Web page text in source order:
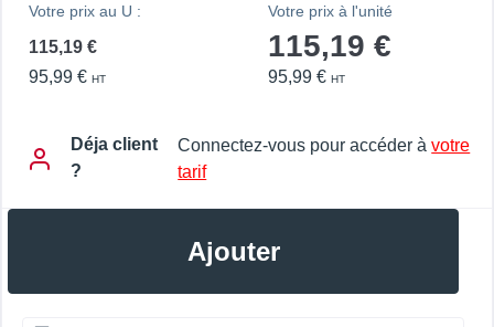
Votre prix au U :
115,19 €
95,99 € HT
Votre prix à l'unité
115,19 €
95,99 € HT
Déja client
?
Connectez-vous pour accéder àvotre
tarif
Ajouter